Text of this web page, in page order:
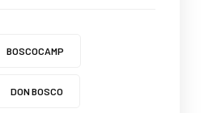
BOSCOCAMP
DON BOSCO